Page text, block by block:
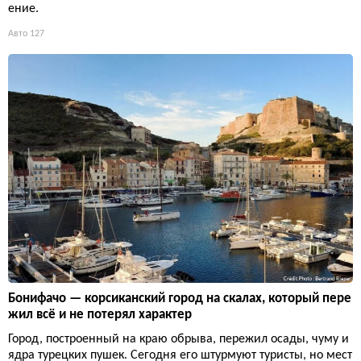
ение.
Авто 127
Бонифачо — корсиканский город на скалах, который пере
жил всё и не потерял характер
Город, построенный на краю обрыва, пережил осады, чуму и
ядра турецких пушек. Сегодня его штурмуют туристы, но мест